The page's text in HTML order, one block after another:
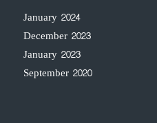
January 2024
December 2023
January 2023
September 2020